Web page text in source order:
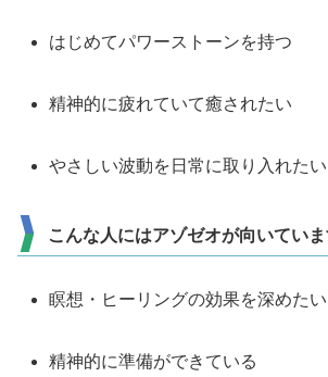
はじめてパワーストーンを持つ
精神的に疲れていて癒されたい
やさしい波動を日常に取り入れたい
こんな人にはアゾゼオが向いていま
瞑想・ヒーリングの効果を深めたい
精神的に準備ができている